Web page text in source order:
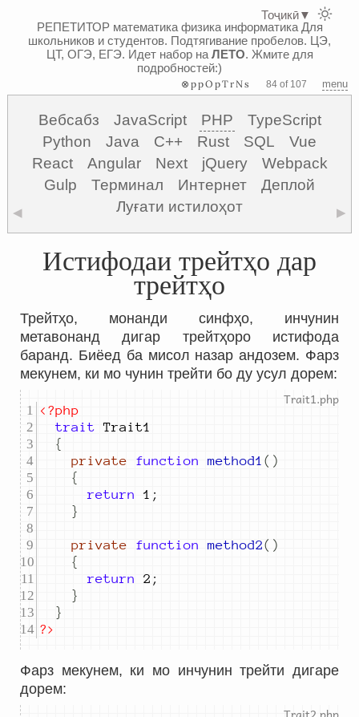
РЕПЕТИТОР математика физика информатикаДля
школьников и студентов. Подтягивание пробелов. ЦЭ,
ЦТ, ОГЭ, ЕГЭ. Идет набор на ЛЕТО. Жмите для
подробностей:)
⊗ppOpTrNs 84 of 107 menu
Вебсабз JavaScript PHP
TypeScript
Python
Java C++ Rust SQL
Vue
React
Angular Next jQuery
Webpack
Gulp
Терминал Интернет
Деплой
Луғати истилоҳот
◀ ▶
Истифодаи трейтҳо дар
трейтҳо
Трейтҳо, монанди синфҳо, инчунин
метавонанд дигар трейтҳоро истифода
баранд. Биёед ба мисол назар андозем. Фарз
мекунем, ки мо чунин трейти бо ду усул дорем:
<?php
trait Trait1
{
private
function method1 ()
{
return
1 ;
}
private function method2()
{
return
2 ;
}
}
?>
Фарз мекунем, ки мо инчунин трейти дигаре
дорем:
Тоҷикӣ▼